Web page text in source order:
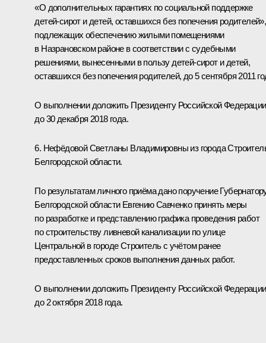
«О дополнительных гарантиях по социальной поддержке
детей-сирот и детей, оставшихся без попечения родителей»,
подлежащих обеспечению жилыми помещениями
в Назрановском районе в соответствии с судебными
решениями, вынесенными в пользу детей-сирот и детей,
оставшихся без попечения родителей, до 5 сентября 2011
О выполнении доложить Президенту Российской Федерации
до 30 декабря 2018 года.
6. Нефёдовой Светланы Владимировны из города
Белгородской области.
По результатам личного приёма дано поручение
Белгородской области Евгению Савченко принять меры
по разработке и представлению графика проведения работ
по строительству ливневой канализации по улице
Центральной в городе Строитель с учётом ранее
предоставленных сроков выполнения данных работ.
О выполнении доложить Президенту Российской Федерации
до 2 октября 2018 года.